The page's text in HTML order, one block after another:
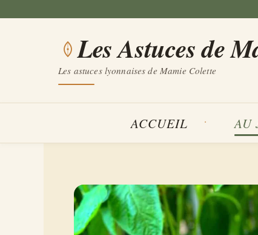
Les Astuces de
Les astuces lyonnaises de Mamie Colette
ACCUEIL AU